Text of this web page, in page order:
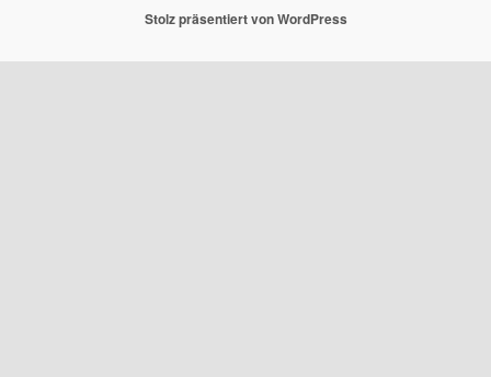
Stolz präsentiert von WordPress